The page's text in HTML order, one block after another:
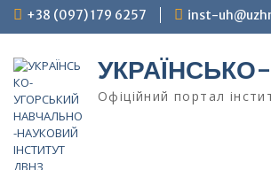
+38 (097) 179 6257 inst-
Офіційний портал